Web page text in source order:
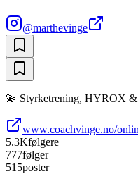
@marthevinge
💫 Styrketrening, HYROX &
www.coachvinge.no/
5.3Kfølgere
777følger
515poster